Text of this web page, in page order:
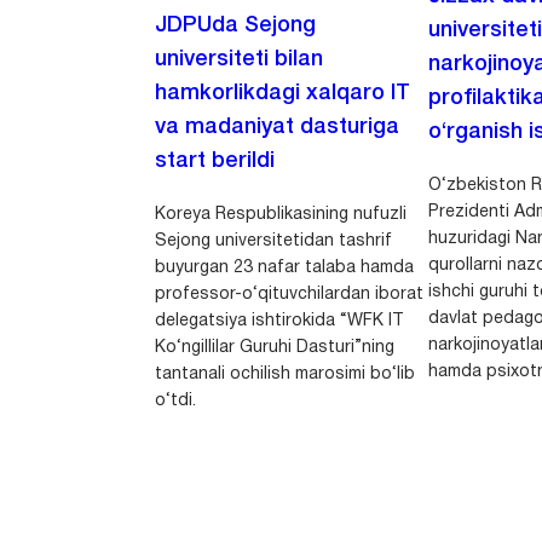
JDPUda Sejong
universiteti bilan
hamkorlikdagi xalqaro IT
va madaniyat dasturiga
start berildi
Koreya Respublikasining nufuzli
Sejong universitetidan tashrif
buyurgan 23 nafar talaba hamda
professor-o‘qituvchilardan iborat
delegatsiya ishtirokida “WFK IT
Ko‘ngillilar Guruhi Dasturi”ning
tantanali ochilish marosimi bo‘lib
o‘tdi.
o‘rganish
O‘zbekiston
Prezidenti
huzuridagi
qurollarni
ishchi guruhi
davlat
hamda